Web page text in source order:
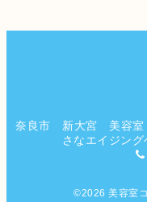
奈良市 新大宮 美容室
さなエイジン
©2026美容室